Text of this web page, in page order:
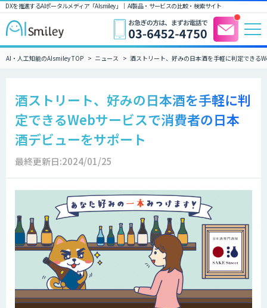
DXを推進するAIポータルメディア「AIsmiley」｜ AI製品・サービスの比較・検索サイト
AI・人工知能のAIsmiley TOP ニュース 酒ストリート、好みの日本酒を手軽に判定できる
酒ストリート、好みの日本酒を手軽に判
定できるWebサービスで消費者の日本
酒デビューをサポート
最終更新日:2024/01/25